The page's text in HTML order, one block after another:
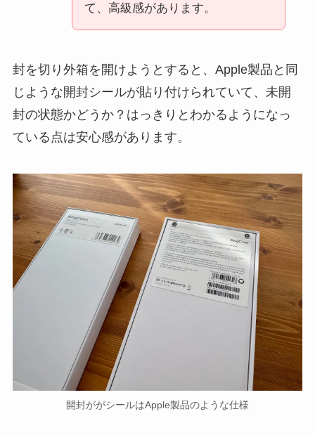
て、高級感があります。
封を切り外箱を開けようとすると、Apple製品と同
じような開封シールが貼り付けられていて、未開
封の状態かどうか？はっきりとわかるようになっ
ている点は安心感があります。
開封ががシールはApple製品のような仕様